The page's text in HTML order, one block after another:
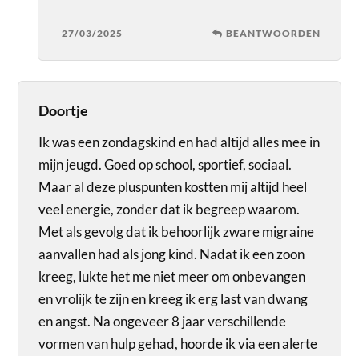
27/03/2025 BEANTWOORDEN
Doortje
Ik was een zondagskind en had altijd alles mee in
mijn jeugd. Goed op school, sportief, sociaal.
Maar al deze pluspunten kostten mij altijd heel
veel energie, zonder dat ik begreep waarom.
Met als gevolg dat ik behoorlijk zware migraine
aanvallen had als jong kind. Nadat ik een zoon
kreeg, lukte het me niet meer om onbevangen
en vrolijk te zijn en kreeg ik erg last van dwang
en angst. Na ongeveer 8 jaar verschillende
vormen van hulp gehad, hoorde ik via een alerte